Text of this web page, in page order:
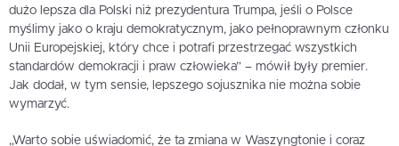
dużo lepsza dla Polski niż prezydentura Trumpa, jeśli o Polsce
myślimy jako o kraju demokratycznym, jako pełnoprawnym członku
Unii Europejskiej, który chce i potrafi przestrzegać wszystkich
standardów demokracji i praw człowieka” – mówił były premier.
Jak dodał, w tym sensie, lepszego sojusznika nie można sobie
wymarzyć.
„Warto sobie uświadomić, że ta zmiana w Waszyngtonie i coraz